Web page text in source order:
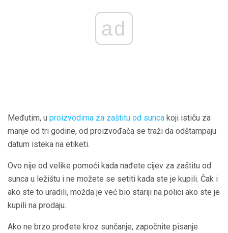
ad
Međutim, u proizvodima za zaštitu od sunca koji ističu za
manje od tri godine, od proizvođača se traži da odštampaju
datum isteka na etiketi.
Ovo nije od velike pomoći kada nađete cijev za zaštitu od
sunca u ležištu i ne možete se setiti kada ste je kupili. Čak i
ako ste to uradili, možda je već bio stariji na polici ako ste je
kupili na prodaju.
Ako ne brzo prođete kroz sunčanje, započnite pisanje